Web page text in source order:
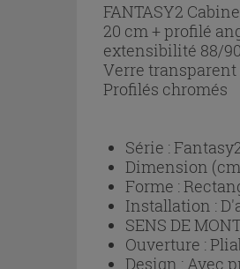
FANTASY2
20 cm + profilé
extensibilité 88/
Verre
Profilés chromés
Série :
Dimension
Forme :
Installation :
SENS DE
Ouverture :
Design :Avec